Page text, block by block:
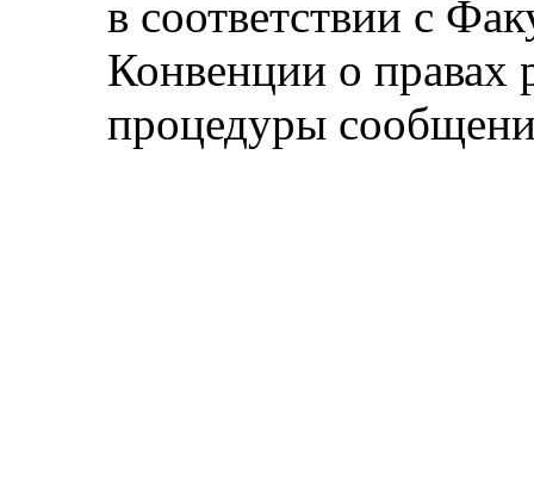
в соответствии с
Конвенции о правах
процедуры